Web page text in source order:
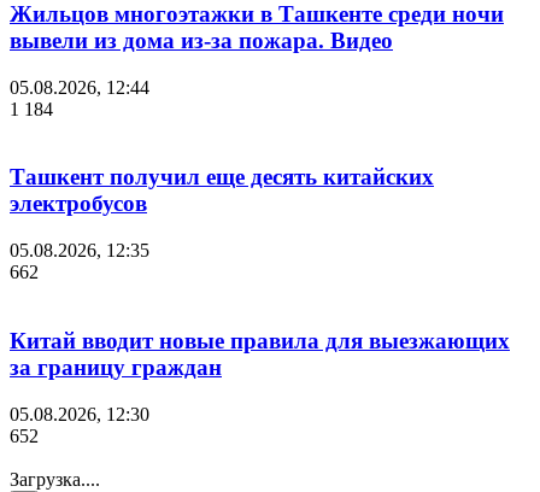
Жильцов многоэтажки в Ташкенте среди ночи
вывели из дома из-за пожара. Видео
05.08.2026, 12:44
1 184
Ташкент получил еще десять китайских
электробусов
05.08.2026, 12:35
662
Китай вводит новые правила для выезжающих
за границу граждан
05.08.2026, 12:30
652
Загрузка....